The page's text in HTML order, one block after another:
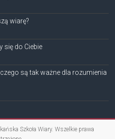
wiarę?
się do Ciebie
są tak ważne dla rozumienia
Szkoła Wiary. Wszelkie prawa